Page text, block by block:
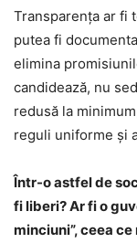
Transparența ar fi
putea fi
elimina
candidează, nu
redusă la
reguli uniforme și
Într-o astfel de
fi liberi? Ar fi o
minciuni”, ceea